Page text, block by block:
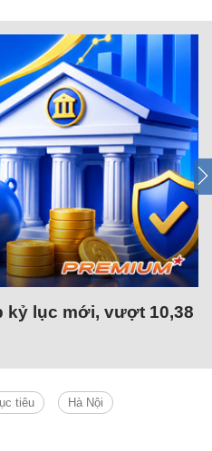
kỷ lục mới, vượt 10,38
tiêu Hà Nội